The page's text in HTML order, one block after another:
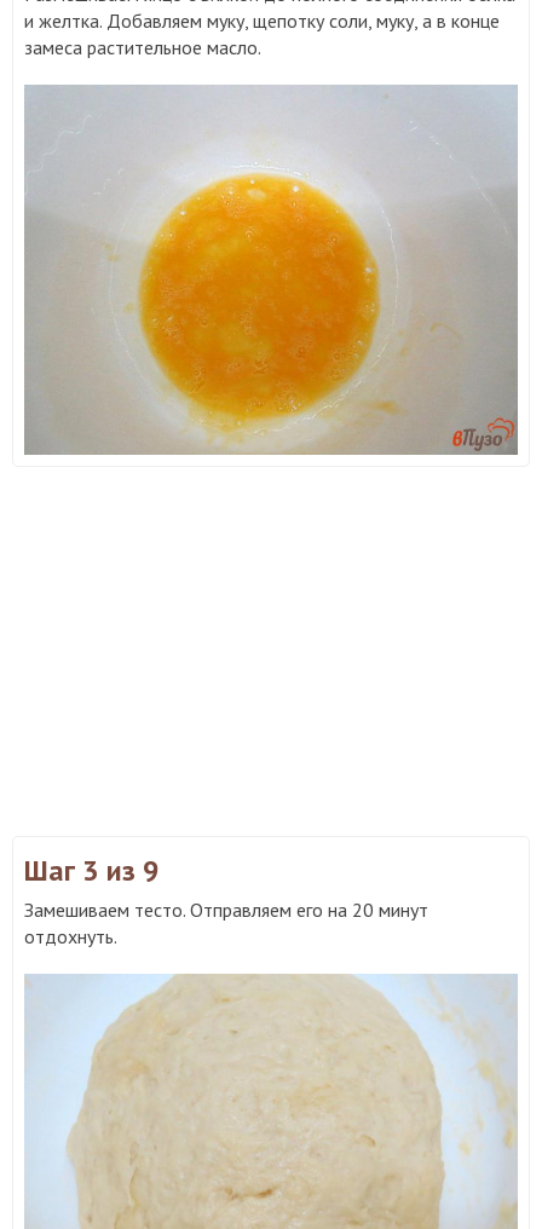
и желтка. Добавляем муку, щепотку соли, муку, а в конце
замеса растительное масло.
Шаг 3 из 9
Замешиваем тесто. Отправляем его на 20 минут
отдохнуть.